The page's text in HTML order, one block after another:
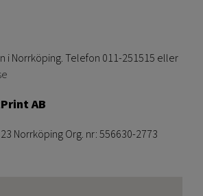
i Norrköping. Telefon 011-251515 eller
AB
Norrköping Org. nr: 556630-2773